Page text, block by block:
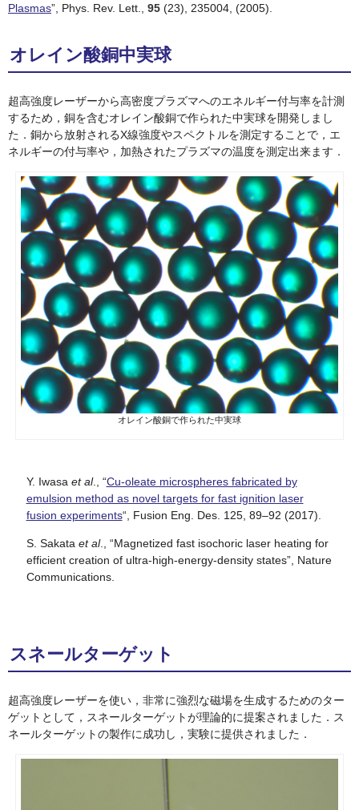
Plasmas”, Phys. Rev. Lett., 95 (23), 235004, (2005).
オレイン酸銅中実球
超高強度レーザーから高密度プラズマへのエネルギー付与率を計測
するため，銅を含むオレイン酸銅で作られた中実球を開発しまし
た．銅から放射されるX線強度やスペクトルを測定することで，エ
ネルギーの付与率や，加熱されたプラズマの温度を測定出来ます．
オレイン酸銅で作られた中実球
Y. Iwasa et al., “Cu-oleate microspheres fabricated by
emulsion method as novel targets for fast ignition laser
fusion experiments“, Fusion Eng. Des. 125, 89–92 (2017).
S. Sakata et al., “Magnetized fast isochoric laser heating for
efficient creation of ultra-high-energy-density states”, Nature
Communications.
スネールターゲット
超高強度レーザーを使い，非常に強烈な磁場を生成するためのター
ゲットとして，スネールターゲットが理論的に提案されました．ス
ネールターゲットの製作に成功し，実験に提供されました．